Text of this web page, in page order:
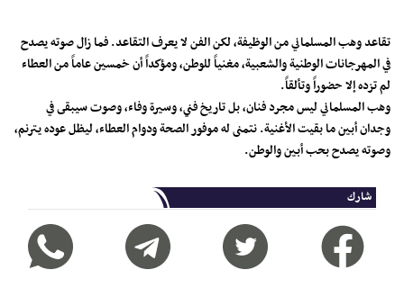
تقاعد وهب المسلماني من الوظيفة، لكن الفن لا يعرف التقاعد. فما زال صوته يصدح
في المهرجانات الوطنية والشعبية، مغنياً للوطن، ومؤكداً أن خمسين عاماً من العطاء
لم تزده إلا حضوراً وتألقاً.
وهب المسلماني ليس مجرد فنان، بل تاريخ فني، وسيرة وفاء، وصوت سيبقى في
وجدان أبين ما بقيت الأغنية. نتمنى له موفور الصحة ودوام العطاء، ليظل عوده يترنم،
وصوته يصدح بحب أبين والوطن.
شارك